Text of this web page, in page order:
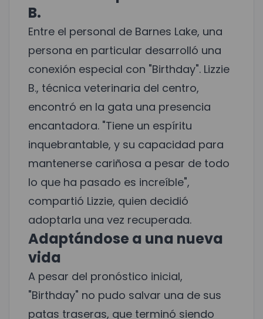
B.
Entre el personal de Barnes Lake, una
persona en particular desarrolló una
conexión especial con "Birthday". Lizzie
B., técnica veterinaria del centro,
encontró en la gata una presencia
encantadora. "Tiene un espíritu
inquebrantable, y su capacidad para
mantenerse cariñosa a pesar de todo
lo que ha pasado es increíble",
compartió Lizzie, quien decidió
adoptarla una vez recuperada.
Adaptándose a una nueva
vida
A pesar del pronóstico inicial,
"Birthday" no pudo salvar una de sus
patas traseras, que terminó siendo